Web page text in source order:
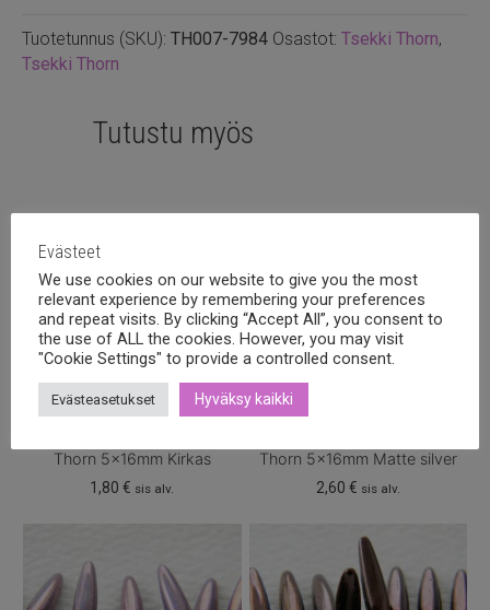
Tuotetunnus (SKU): TH007-7984 Osastot: Tsekki Thorn,
Tsekki Thorn
Tutustu myös
Thorn 5x16mm Kirkas
1,80€ sis alv.
Thorn 5x16mm Matte silver
2,60 € sis alv.
Evästeet
We use cookies on our website to give you the most
relevant experience by remembering your preferences
and repeat visits. By clicking “Accept All”, you consent to
the use of ALL the cookies. However, you may visit
"Cookie Settings" to provide a controlled consent.
Evästeasetukset Hyväksy kaikki